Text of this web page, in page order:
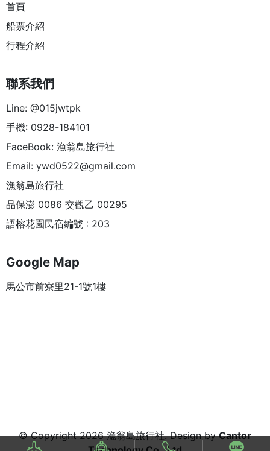
首頁
船票介紹
行程介紹
聯系我們
Line: @015jwtpk
手機: 0928-184101
FaceBook: 漁翁島旅行社
Email: ywd0522@gmail.com
漁翁島旅行社
品保澎 0086 交觀乙 00295
語榕花園民宿編號 : 203
Google Map
馬公市前寮里21-1號1樓
© Copyright 2026 漁翁島旅行社. Design byCantor